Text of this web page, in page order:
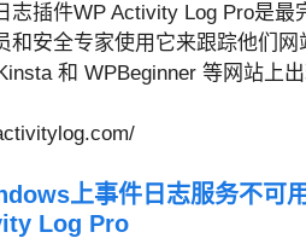
志插件WP Activity Log Pro是
和安全专家使用它来跟踪他们
和 WPBeginner 等网站上出
上事件日志服务不可
Log Pro